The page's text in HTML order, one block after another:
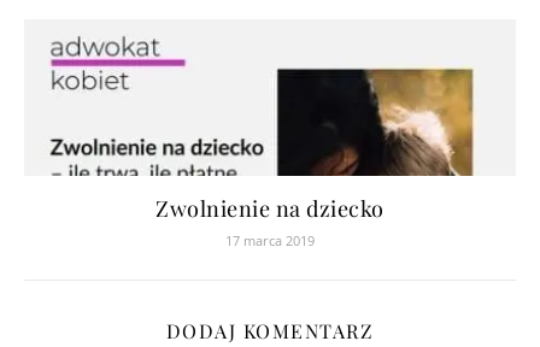
Zwolnienie na dziecko
17 marca 2019
DODAJ KOMENTARZ